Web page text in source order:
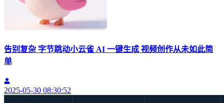
告别复杂 字节跳动小云雀 AI 一键生成 视频创作从未如此简
单
2025-05-30 08:30:52